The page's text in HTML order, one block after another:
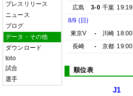
プレスリリース
ニュース
ブログ
データ・その他
ダウンロード
toto
試合
選手
広島
3-0 千葉 19:19
8/9 (日)
東京V
- 川崎 18:00
長崎
- 京都 19:00
順位表
J1